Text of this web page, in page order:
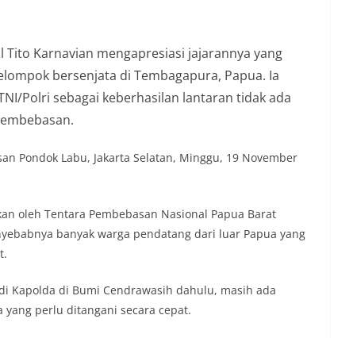
Tito Karnavian mengapresiasi jajarannya yang
bersenjata di Tembagapura, Papua. Ia
Polri sebagai keberhasilan lantaran tidak ada
Pondok Labu, Jakarta Selatan, Minggu, 19 November
oleh Tentara Pembebasan Nasional Papua Barat
banyak warga pendatang dari luar Papua yang
Kapolda di Bumi Cendrawasih dahulu, masih ada
perlu ditangani secara cepat.